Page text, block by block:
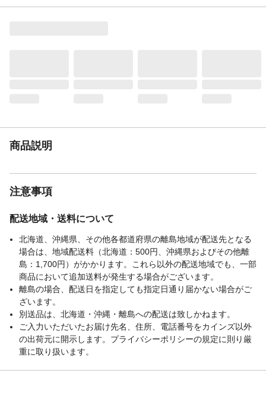
材質・素材
紙
商品説明
注意事項
配送地域・送料について
北海道、沖縄県、その他各都道府県の離島地域が配送先となる
場合は、地域配送料（北海道：500円、沖縄県およびその他離
島：1,700円）がかかります。これら以外の配送地域でも、一部
商品において追加送料が発生する場合がございます。
離島の場合、配送日を指定しても指定日通り届かない場合がご
ざいます。
別送品は、北海道・沖縄・離島への配送は致しかねます。
ご入力いただいたお届け先名、住所、電話番号をカインズ以外
の出荷元に開示します。プライバシーポリシーの規定に則り厳
重に取り扱います。